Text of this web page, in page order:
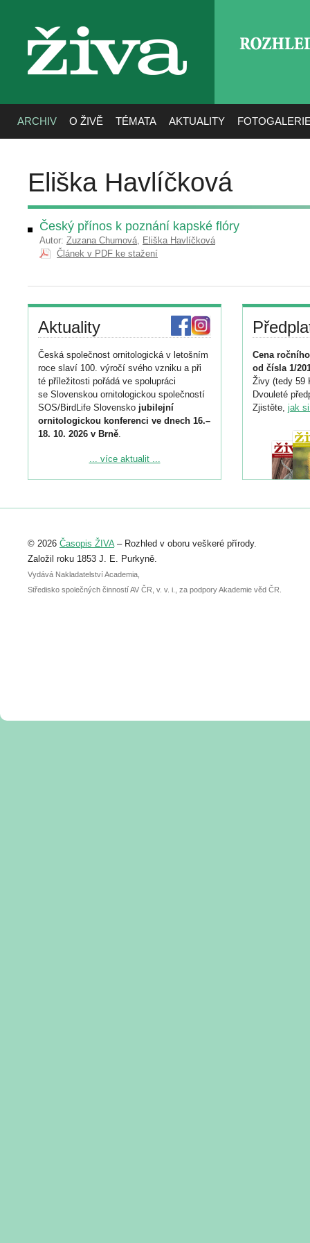
živa
ARCHIV O ŽIVĚ TÉMATA AKTUALITY
Eliška Havlíčková
Český přínos k poznání kapské flóry
Autor: Zuzana Chumová, Eliška Havlíčková
Článek v PDF ke stažení
Aktuality
Česká společnost ornitologická v letošním
roce slaví 100. výročí svého vzniku a při
té příležitosti pořádá ve spolupráci
se Slovenskou ornitologickou společností
SOS/BirdLife Slovensko jubilejní
ornitologickou konferenci ve dnech 16.–
18. 10. 2026 v Brně.
Podrobnější informace ke konferenci
Registrovat se můžete do 6. září.
abstraktu přihlášené přednášky nebo
posteru je už 30. června.
... více aktualit ...
Cena
od čísla 1/
Živy (tedy 59
Dvouleté
Zjistěte, jak
© 2026 Časopis ŽIVA– Rozhled v oboru veškeré přírody.
Založil roku 1853 J. E. Purkyně.
Vydává Nakladatelství Academia,
Středisko společných činností AV ČR, v. v. i., za podpory Akademie věd ČR.